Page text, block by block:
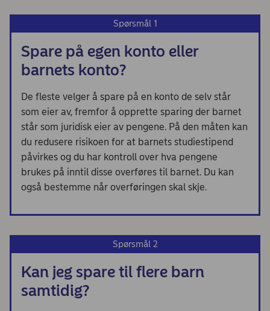
Spørsmål 1
Spare på egen konto eller
barnets konto?
De fleste velger å spare på en konto de selv står
som eier av, fremfor å opprette sparing der barnet
står som juridisk eier av pengene. På den måten kan
du redusere risikoen for at barnets studiestipend
påvirkes og du har kontroll over hva pengene
brukes på inntil disse overføres til barnet. Du kan
også bestemme når overføringen skal skje.
Spørsmål 2
Kan jeg spare til flere barn
samtidig?